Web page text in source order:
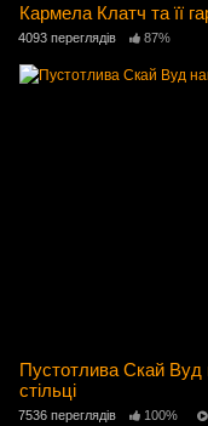
Кармела Клатч та її
4093 переглядів 87%
Пустотлива Скай
стільці
7536 переглядів 100%